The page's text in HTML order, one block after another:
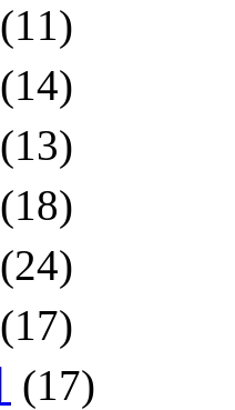
(11)
(14)
(13)
(18)
(24)
(17)
(17)